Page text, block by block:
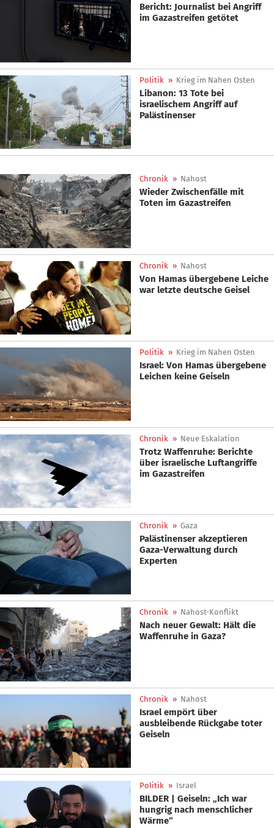
Bericht: Journalist bei Angriff
im Gazastreifen getötet
Politik » Krieg im Nahen Osten
Libanon: 13 Tote bei
israelischem Angriff auf
Palästinenser
Chronik » Nahost
Wieder Zwischenfälle mit
Toten im Gazastreifen
Chronik » Nahost
Von Hamas übergebene Leiche
war letzte deutsche Geisel
Politik » Krieg im Nahen Osten
Israel: Von Hamas übergebene
Leichen keine Geiseln
Chronik » Neue Eskalation
Trotz Waffenruhe: Berichte
über israelische Luftangriffe
im Gazastreifen
Chronik » Gaza
Palästinenser akzeptieren
Gaza-Verwaltung durch
Experten
Chronik » Nahost-Konflikt
Nach neuer Gewalt: Hält die
Waffenruhe in Gaza?
Chronik » Nahost
Israel empört über
ausbleibende Rückgabe toter
Geiseln
Politik » Israel
BILDER | Geiseln: „Ich war
hungrig nach menschlicher
Wärme“